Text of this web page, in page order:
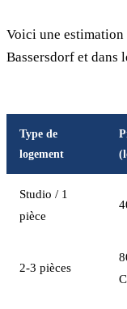
Voici une estimation
Bassersdorf et dans
Type de
logement
Studio / 1
pièce
2-3 pièces